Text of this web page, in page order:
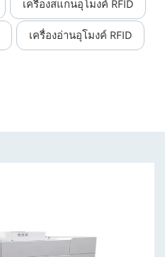
เครื่องสแกนอุโมงค์ RFID
เครื่องอ่านอุโมงค์ RFID